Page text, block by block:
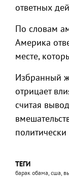
ответных
По словам
Америка
месте,
Избранный
отрицает
считая
ТЕГИ
барак обама, сша,